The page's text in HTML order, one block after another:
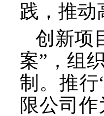
践，推动
创新项
案”，组
制。推行
限公司